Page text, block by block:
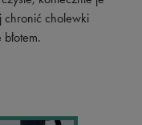
chronić cholewki